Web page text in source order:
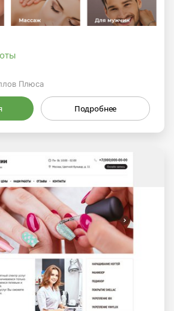
Плюса
Подробнее